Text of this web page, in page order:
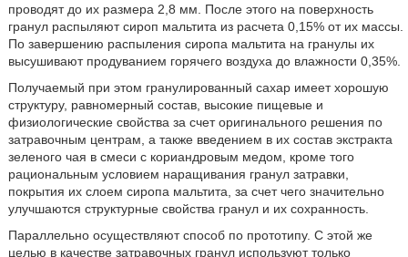
проводят до их размера 2,8 мм. После этого на поверхность
гранул распыляют сироп мальтита из расчета 0,15% от их массы.
По завершению распыления сиропа мальтита на гранулы их
высушивают продуванием горячего воздуха до влажности 0,35%.
Получаемый при этом гранулированный сахар имеет хорошую
структуру, равномерный состав, высокие пищевые и
физиологические свойства за счет оригинального решения по
затравочным центрам, а также введением в их состав экстракта
зеленого чая в смеси с кориандровым медом, кроме того
рациональным условием наращивания гранул затравки,
покрытия их слоем сиропа мальтита, за счет чего значительно
улучшаются структурные свойства гранул и их сохранность.
Параллельно осуществляют способ по прототипу. С этой же
целью в качестве затравочных гранул используют только